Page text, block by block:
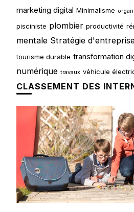
marketing digital Minimalisme
pisciniste plombier productivité
mentale Stratégie
tourisme durable transformation
numérique travaux véhicule
CLASSEMENT DES